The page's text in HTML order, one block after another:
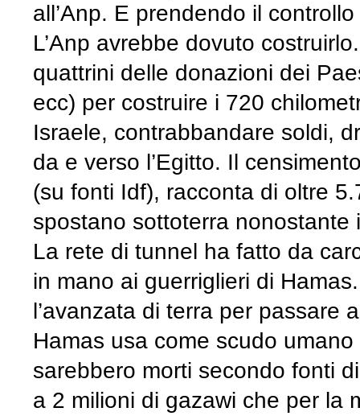
all’Anp. E prendendo il
L’Anp avrebbe dovuto
quattrini delle donazioni dei
ecc) per costruire i 720
Israele, contrabbandare soldi,
da e verso l’Egitto. Il
(su fonti Idf), racconta di oltre
spostano sottoterra nonostante
La rete di tunnel ha fatto da
in mano ai guerriglieri di
l’avanzata di terra per passare
Hamas usa come scudo
sarebbero morti secondo fonti
a 2 milioni di gazawi che per la